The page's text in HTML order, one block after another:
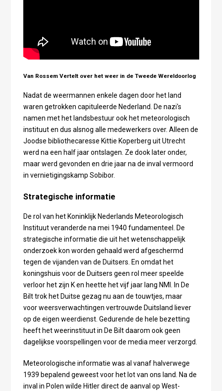
Van Rossem Vertelt over het weer in de Tweede Wereldoorlog
Nadat de weermannen enkele dagen door het land
waren getrokken capituleerde Nederland. De nazi's
namen met het landsbestuur ook het meteorologisch
instituut en dus alsnog alle medewerkers over. Alleen de
Joodse bibliothecaresse Kittie Koperberg uit Utrecht
werd na een half jaar ontslagen. Ze dook later onder,
maar werd gevonden en drie jaar na de inval vermoord
in vernietigingskamp Sobibor.
Strategische informatie
De rol van het Koninklijk Nederlands Meteorologisch
Instituut veranderde na mei 1940 fundamenteel. De
strategische informatie die uit het wetenschappelijk
onderzoek kon worden gehaald werd afgeschermd
tegen de vijanden van de Duitsers. En omdat het
koningshuis voor de Duitsers geen rol meer speelde
verloor het zijn K en heette het vijf jaar lang NMI. In De
Bilt trok het Duitse gezag nu aan de touwtjes, maar
voor weersverwachtingen vertrouwde Duitsland liever
op de eigen weerdienst. Gedurende de hele bezetting
heeft het weerinstituut in De Bilt daarom ook geen
dagelijkse voorspellingen voor de media meer verzorgd.
Meteorologische informatie was al vanaf halverwege
1939 bepalend geweest voor het lot van ons land. Na de
inval in Polen wilde Hitler direct de aanval op West-